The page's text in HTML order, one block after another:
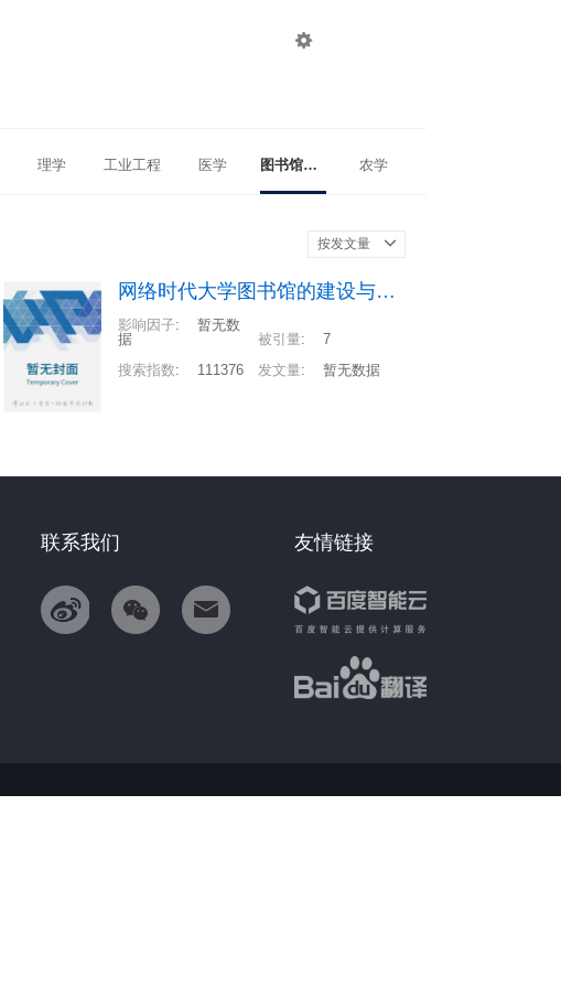

理学 工业工程 医学 图书馆、情报与档案管理 农学
按发文量
网络时代大学图书馆的建设与发展
影响因子:
暂无数
据
被引量:
7
搜索指数: 111376 发文量: 暂无数据
友情链接
联系我们